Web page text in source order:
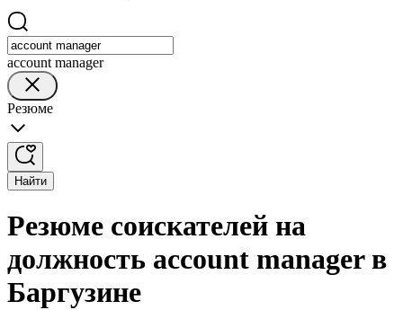
account manager
Резюме
Найти
Резюме соискателей на
должность account manager в
Баргузине